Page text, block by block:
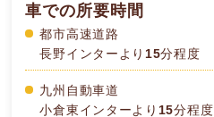
車での所要時間
都市高速道路
長野インターより15分程度
九州自動車道
小倉東インターより15分程度